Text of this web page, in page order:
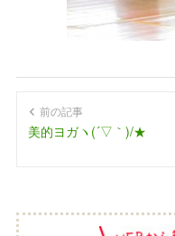
前の記事
美的ヨガヽ(´▽｀)/★